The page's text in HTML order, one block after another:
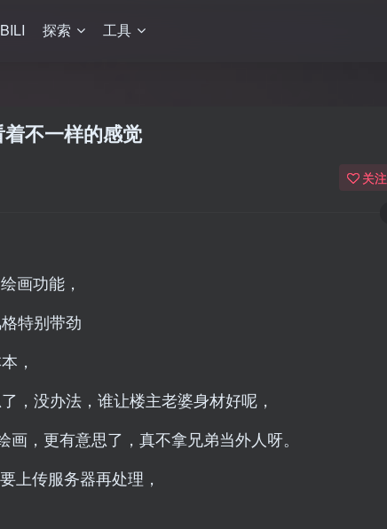
探索 工具
不一样的感觉
关注
画功能，
特别带劲
，
，没办法，谁让楼主老婆身材好呢，
，更有意思了，真不拿兄弟当外人呀。
上传服务器再处理，